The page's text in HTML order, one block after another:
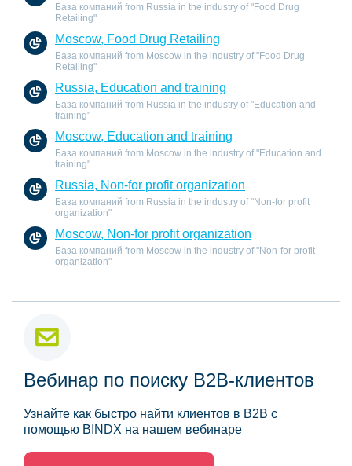
База компаний from Russia in the industry of "Food Drug
Retailing"
Moscow, Food Drug Retailing
База компаний from Moscow in the industry of "Food Drug
Retailing"
Russia, Education and training
База компаний from Russia in the industry of "Education and
training"
Moscow, Education and training
База компаний from Moscow in the industry of "Education and
training"
Russia, Non-for profit organization
База компаний from Russia in the industry of "Non-for profit
organization"
Moscow, Non-for profit organization
База компаний from Moscow in the industry of "Non-for profit
organization"
Вебинар по поиску B2B-клиентов
Узнайте как быстро найти клиентов в B2B с
помощью BINDX на нашем вебинаре